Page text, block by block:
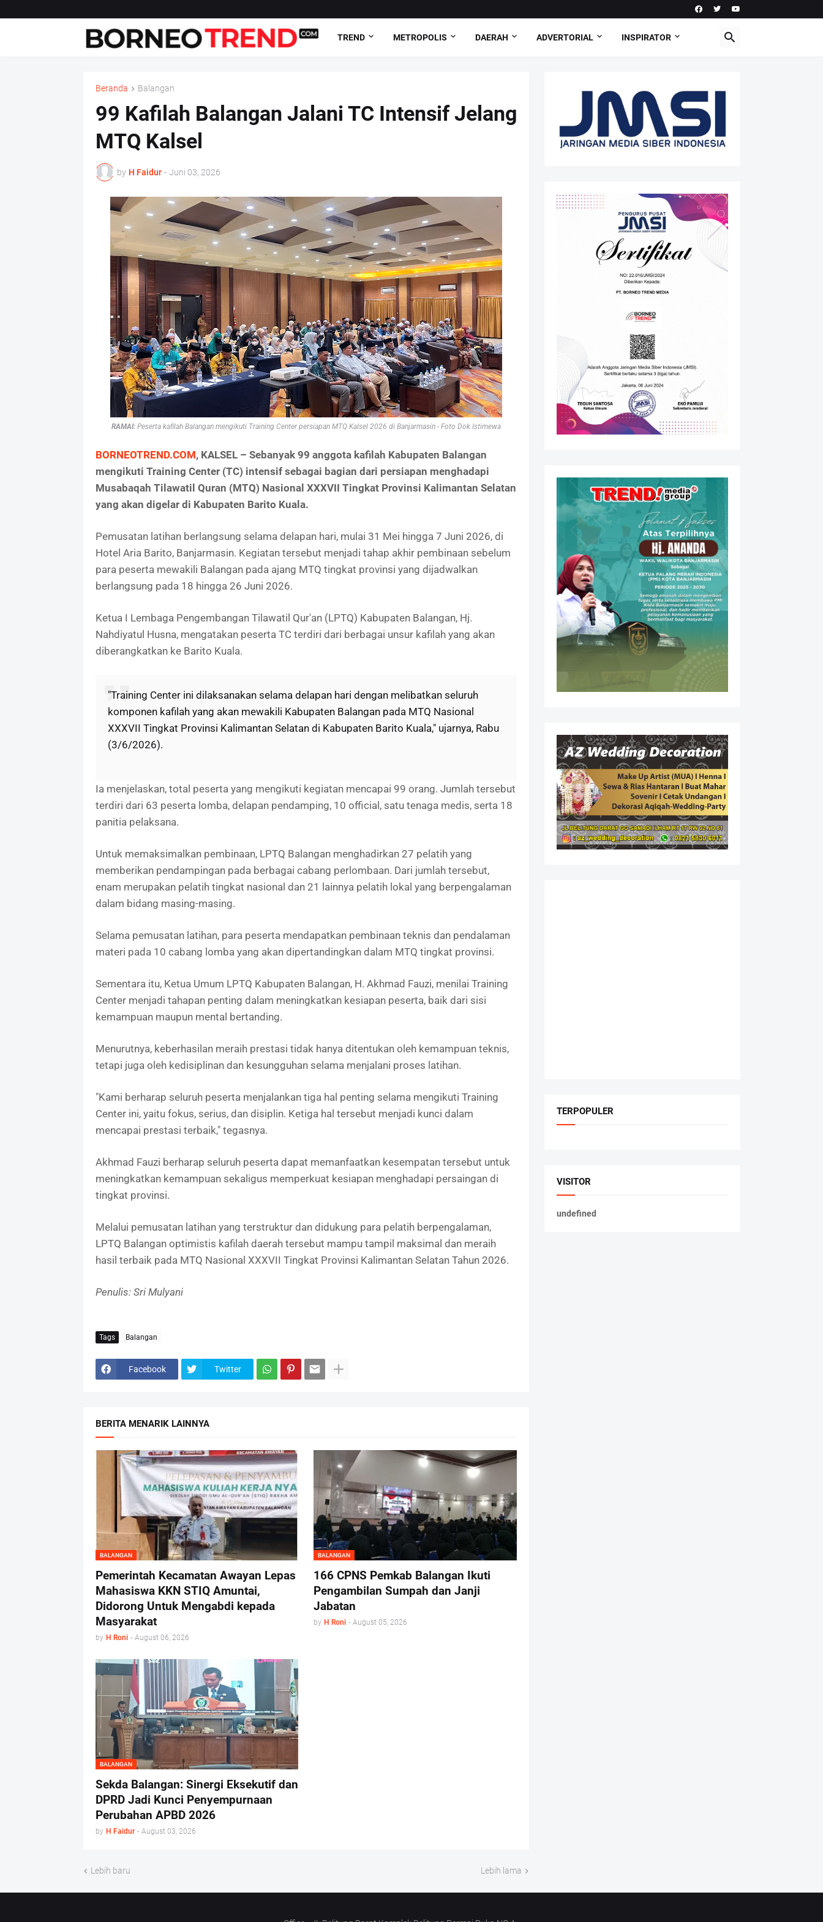
TREND METROPOLIS DAERAH ADVERTORIAL INSPIRATOR
Beranda Balangan
99 Kafilah Balangan Jalani TC Intensif Jelang
MTQ Kalsel
by H Faidur - Juni 03, 2026
RAMAI: Peserta kafilah Balangan mengikuti Training Center persiapan MTQ Kalsel 2026 di Banjarmasin - Foto Dok Istimewa
BORNEOTREND.COM, KALSEL – Sebanyak 99 anggota kafilah Kabupaten Balangan
mengikuti Training Center (TC) intensif sebagai bagian dari persiapan menghadapi
Musabaqah Tilawatil Quran (MTQ) Nasional XXXVII Tingkat Provinsi Kalimantan Selatan
yang akan digelar di Kabupaten Barito Kuala.
Pemusatan latihan berlangsung selama delapan hari, mulai 31 Mei hingga 7 Juni 2026, di
Hotel Aria Barito, Banjarmasin. Kegiatan tersebut menjadi tahap akhir pembinaan sebelum
para peserta mewakili Balangan pada ajang MTQ tingkat provinsi yang dijadwalkan
berlangsung pada 18 hingga 26 Juni 2026.
Ketua I Lembaga Pengembangan Tilawatil Qur'an (LPTQ) Kabupaten Balangan, Hj.
Nahdiyatul Husna, mengatakan peserta TC terdiri dari berbagai unsur kafilah yang akan
diberangkatkan ke Barito Kuala.
"Training Center ini dilaksanakan selama delapan hari dengan melibatkan seluruh
komponen kafilah yang akan mewakili Kabupaten Balangan pada MTQ Nasional
XXXVII Tingkat Provinsi Kalimantan Selatan di Kabupaten Barito Kuala," ujarnya, Rabu
(3/6/2026).
Ia menjelaskan, total peserta yang mengikuti kegiatan mencapai 99 orang. Jumlah tersebut
terdiri dari 63 peserta lomba, delapan pendamping, 10 official, satu tenaga medis, serta 18
panitia pelaksana.
Untuk memaksimalkan pembinaan, LPTQ Balangan menghadirkan 27 pelatih yang
memberikan pendampingan pada berbagai cabang perlombaan. Dari jumlah tersebut,
enam merupakan pelatih tingkat nasional dan 21 lainnya pelatih lokal yang berpengalaman
dalam bidang masing-masing.
Selama pemusatan latihan, para peserta mendapatkan pembinaan teknis dan pendalaman
materi pada 10 cabang lomba yang akan dipertandingkan dalam MTQ tingkat provinsi.
Sementara itu, Ketua Umum LPTQ Kabupaten Balangan, H. Akhmad Fauzi, menilai Training
Center menjadi tahapan penting dalam meningkatkan kesiapan peserta, baik dari sisi
kemampuan maupun mental bertanding.
Menurutnya, keberhasilan meraih prestasi tidak hanya ditentukan oleh kemampuan teknis,
tetapi juga oleh kedisiplinan dan kesungguhan selama menjalani proses latihan.
"Kami berharap seluruh peserta menjalankan tiga hal penting selama mengikuti Training
Center ini, yaitu fokus, serius, dan disiplin. Ketiga hal tersebut menjadi kunci dalam
mencapai prestasi terbaik," tegasnya.
Akhmad Fauzi berharap seluruh peserta dapat memanfaatkan kesempatan tersebut untuk
meningkatkan kemampuan sekaligus memperkuat kesiapan menghadapi persaingan di
tingkat provinsi.
Melalui pemusatan latihan yang terstruktur dan didukung para pelatih berpengalaman,
LPTQ Balangan optimistis kafilah daerah tersebut mampu tampil maksimal dan meraih
hasil terbaik pada MTQ Nasional XXXVII Tingkat Provinsi Kalimantan Selatan Tahun 2026.
Penulis: Sri Mulyani
Tags Balangan
Facebook Twitter
BERITA MENARIK LAINNYA
BALANGAN
Pemerintah Kecamatan Awayan Lepas
Mahasiswa KKN STIQ Amuntai,
Didorong Untuk Mengabdi kepada
Masyarakat
by H Roni - August 06, 2026
BALANGAN
166 CPNS Pemkab Balangan Ikuti
Pengambilan Sumpah dan Janji
Jabatan
by H Roni - August 05, 2026
BALANGAN
Sekda Balangan: Sinergi Eksekutif dan
DPRD Jadi Kunci Penyempurnaan
Perubahan APBD 2026
by H Faidur - August 03, 2026
Lebih baru Lebih lama
TERPOPULER
VISITOR
undefned